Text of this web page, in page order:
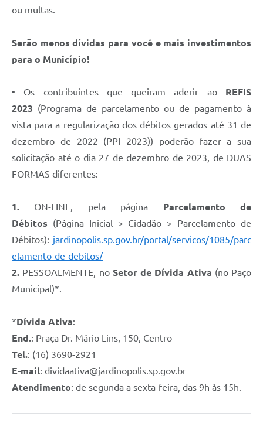
ou multas.
Serão menos dívidas para você e mais investimentos
para o Município!
• Os contribuintes que queiram aderir ao REFIS
2023 (Programa de parcelamento ou de pagamento à
vista para a regularização dos débitos gerados até 31 de
dezembro de 2022 (PPI 2023)) poderão fazer a sua
solicitação até o dia 27 de dezembro de 2023, de DUAS
FORMAS diferentes:
1. ON-LINE, pela página Parcelamento de
Débitos (Página Inicial > Cidadão > Parcelamento de
Débitos): jardinopolis.sp.gov.br/portal/servicos/1085/parc
elamento-de-debitos/
2. PESSOALMENTE, no Setor de Dívida Ativa (no Paço
Municipal)*.
*Dívida Ativa:
End.: Praça Dr. Mário Lins, 150, Centro
Tel.: (16) 3690-2921
E-mail: dividaativa@jardinopolis.sp.gov.br
Atendimento: de segunda a sexta-feira, das 9h às 15h.